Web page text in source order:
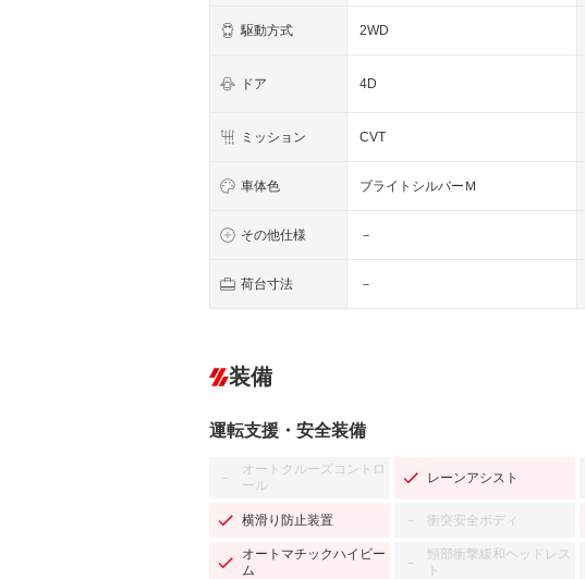
駆動方式 2WD
ドア 4D
ミッション CVT
車体色 ブライトシルバーＭ
その他仕様 －
荷台寸法 －
装備
運転支援・安全装備
－
オートクルーズコントロ
ール
レーンアシスト
横滑り防止装置 － 衝突安全ボディ
オートマチックハイビー
ム
－
頸部衝撃緩和ヘッドレス
ト